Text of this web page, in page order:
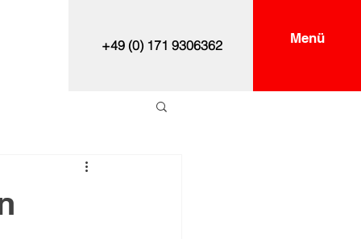
+49 (0) 171 9306362 Menü